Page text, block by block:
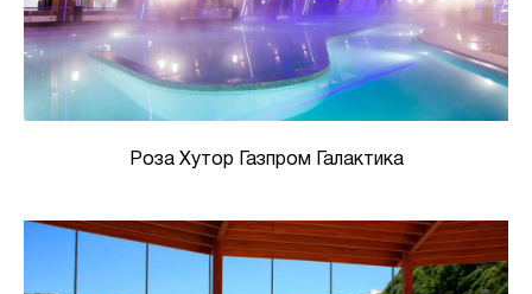
Роза Хутор Газпром Галактика